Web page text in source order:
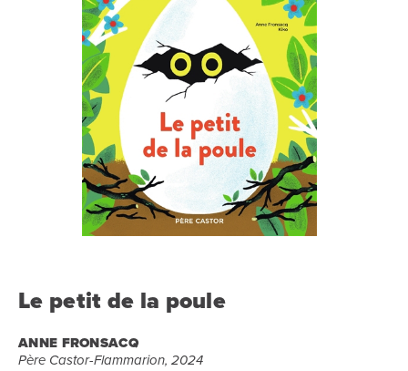
Le petit de la poule
ANNE FRONSACQ
Père Castor-Flammarion, 2024